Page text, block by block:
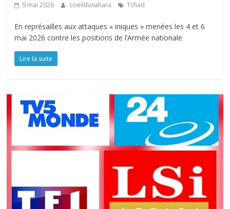
9 mai 2026 Loeildusahara Tchad
En représailles aux attaques « iniques » menées les 4 et 6
mai 2026 contre les positions de l’Armée nationale
Lire la suite